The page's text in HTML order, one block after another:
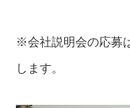
※会社説明会の応募
します。